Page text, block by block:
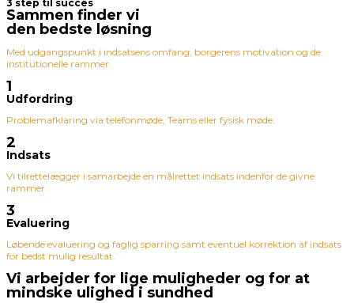
3 step til succes
Sammen finder vi
den bedste løsning
Med udgangspunkt i indsatsens omfang, borgerens motivation og de
institutionelle rammer.
1
Udfordring
Problemafklaring via telefonmøde, Teams eller fysisk møde.
2
Indsats
Vi tilrettelægger i samarbejde en målrettet indsats indenfor de givne
rammer.
3
Evaluering
Løbende evaluering og faglig sparring samt eventuel korrektion af indsats
for bedst mulig resultat.
Vi arbejder for lige muligheder og for at
mindske ulighed i sundhed